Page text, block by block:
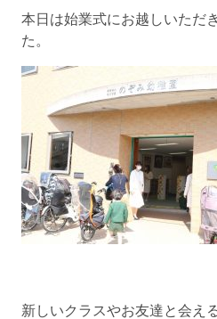
本日は始業式にお越しいただ
た。
新しいクラスやお友達と会え